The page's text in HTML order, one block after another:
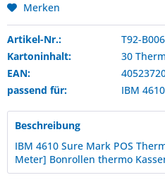
Merken
Artikel-Nr.:
T92-
Kartoninhalt:
30
EAN:
passend für:
IBM
Beschreibung
IBM 4610 Sure Mark POS
Meter] Bonrollen thermo